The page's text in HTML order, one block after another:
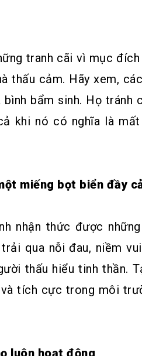
tranh cãi vì mục
thấu cảm. Hãy xem,
bẩm sinh. Họ tránh
khi nó có nghĩa là
miếng bọt biển đầy
nhận thức được
qua nỗi đau, niềm
thấu hiểu tinh thần.
tích cực trong môi
luôn hoạt động